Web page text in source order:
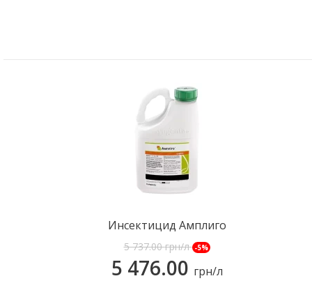
Инсектицид Амплиго
5 737.00грн/л -5%
5 476.00 грн/л